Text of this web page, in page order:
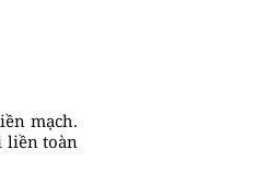
mạch.
liền toàn